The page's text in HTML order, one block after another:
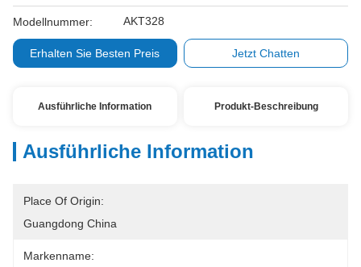
Modellnummer: AKT328
Erhalten Sie Besten Preis Jetzt Chatten
Ausführliche Information Produkt-Beschreibung
Ausführliche Information
Place Of Origin:
Guangdong China
Markenname: